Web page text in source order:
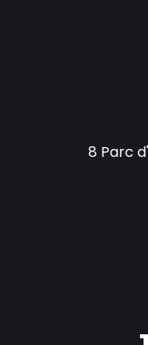
8 Parc